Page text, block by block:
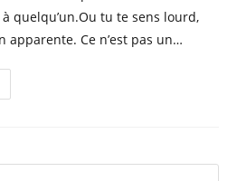
quelqu’un.Ou tu te sens lourd,
apparente. Ce n’est pas un…